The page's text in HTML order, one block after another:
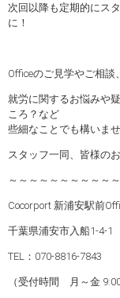
次回以降も定期的にス
に！
Officeのご見学やご相談
就労に関するお悩みや
ころ？など
些細なことでも構いま
スタッフ一同、皆様の
～～～～～～～～～～
Cocorport 新浦安駅前
千葉県浦安市入船1-4-
TEL：070-8816-7843
（受付時間 月～金 9:00